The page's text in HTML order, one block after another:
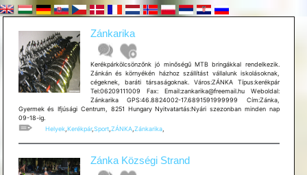
Zánkarika
Kerékpárkölcsönzőnk jó minőségű MTB bringákkal rendelkezik.
Zánkán és környékén házhoz szállítást vállalunk iskolásoknak,
cégeknek, baráti társaságoknak. Város:ZÁNKA Típus:kerékpár
Tel:06209111009 Fax: Email:zankarika@freemail.hu Weboldal:
Zánkarika GPS:46.8824002-17.6891591999999 Cím:Zánka,
Gyermek és Ifjúsági Centrum, 8251 Hungary Nyitvatartás:Nyári szezonban minden nap
09-18-ig.
Helyek,Kerékpár,Sport,ZÁNKA,Zánkarika,
Zánka Községi Strand